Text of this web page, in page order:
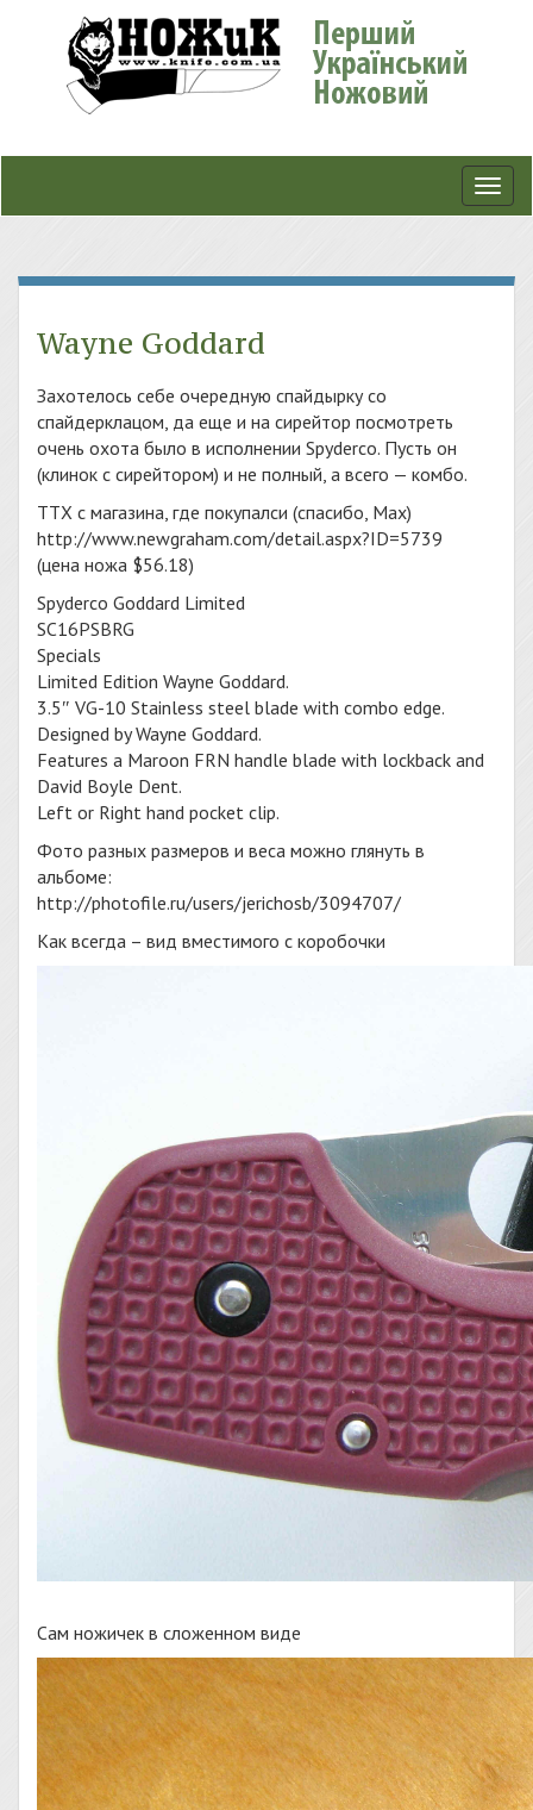
Wayne Goddard
Захотелось себе очередную спайдырку со
спайдерклацом, да еще и на сирейтор посмотреть
очень охота было в исполнении Spyderco. Пусть он
(клинок с сирейтором) и не полный, а всего — комбо.
ТТХ с магазина, где покупалси (спасибо, Max)
http://www.newgraham.com/detail.aspx?ID=5739
(цена ножа $56.18)
Spyderco Goddard Limited
SC16PSBRG
Specials
Limited Edition Wayne Goddard.
3.5″ VG-10 Stainless steel blade with combo edge.
Designed by Wayne Goddard.
Features a Maroon FRN handle blade with lockback and
David Boyle Dent.
Left or Right hand pocket clip.
Фото разных размеров и веса можно глянуть в
альбоме:
http://photofile.ru/users/jerichosb/3094707/
Как всегда – вид вместимого с коробочки
Сам ножичек в сложенном виде